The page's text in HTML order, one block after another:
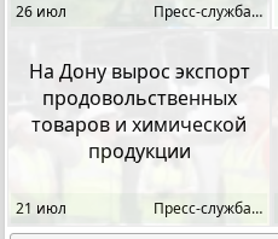
26 июл Пресс-служба губерна
На Дону вырос экспорт
продовольственных
товаров и химической
продукции
21 июл Пресс-служба губерна